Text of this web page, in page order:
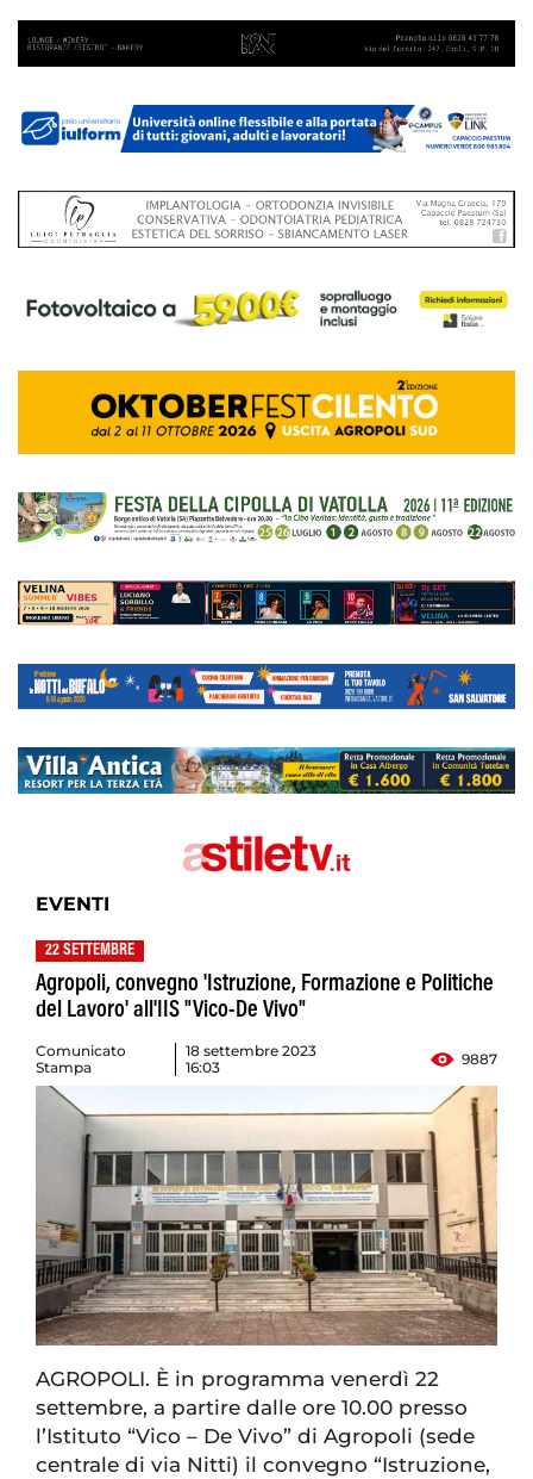
EVENTI
22 SETTEMBRE
Agropoli, convegno 'Istruzione, Formazione e Politiche
del Lavoro' all'IIS "Vico-De Vivo"
Comunicato
Stampa
18 settembre 2023
16:03
9887
AGROPOLI. È in programma venerdì 22
settembre, a partire dalle ore 10.00 presso
l’Istituto “Vico – De Vivo” di Agropoli (sede
centrale di via Nitti) il convegno “Istruzione,